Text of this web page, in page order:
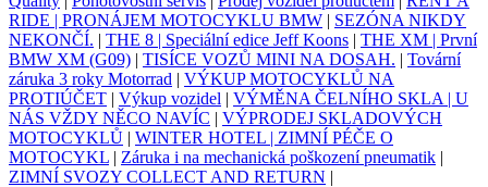
RIDE | PRONÁJEM MOTOCYKLU BMW | SEZÓNA NIKDY
NEKONČÍ. | THE 8 | Speciální edice Jeff Koons | THE XM | První
BMW XM (G09) | TISÍCE VOZŮ MINI NA DOSAH. | Tovární
záruka 3 roky Motorrad | VÝKUP MOTOCYKLŮ NA
PROTIÚČET | Výkup vozidel | VÝMĚNA ČELNÍHO SKLA | U
NÁS VŽDY NĚCO NAVÍC | VÝPRODEJ SKLADOVÝCH
MOTOCYKLŮ | WINTER HOTEL | ZIMNÍ PÉČE O
MOTOCYKL | Záruka i na mechanická poškození pneumatik |
ZIMNÍ SVOZY COLLECT AND RETURN |